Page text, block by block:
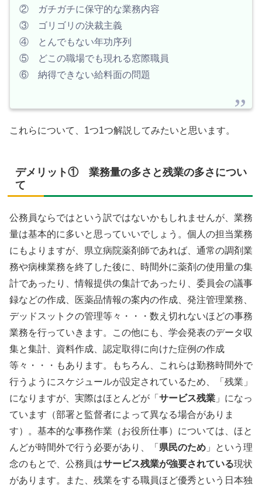
② ガチガチに保守的な業務内容
③ ゴリゴリの決裁主義
④ とんでもない年功序列
⑤ どこの職場でも現れる窓際職員
⑥ 納得できない給料面の問題
これらについて、1つ1つ解説してみたいと思います。
デメリット① 業務量の多さと残業の多さについ
て
公務員ならではという訳ではないかもしれませんが、業務
量は基本的に多いと思っていいでしょう。個人の担当業務
にもよりますが、県立病院薬剤師であれば、通常の調剤業
務や病棟業務を終了した後に、時間外に薬剤の使用量の集
計であったり、情報提供の集計であったり、委員会の議事
録などの作成、医薬品情報の案内の作成、発注管理業務、
デッドスットクの管理等々・・・数え切れないほどの事務
業務を行っていきます。この他にも、学会発表のデータ収
集と集計、資料作成、認定取得に向けた症例の作成
等々・・・もあります。もちろん、これらは勤務時間外で
行うようにスケジュールが設定されているため、「残業」
になりますが、実際はほとんどが「 サービス残業 」になっ
ています（部署と監督者によって異なる場合がありま
す）。基本的な事務作業（お役所仕事）については、ほと
んどが時間外で行う必要があり、「 県民のため 」という理
念のもとで、公務員はサービス残業が強要されている現状
があります。また、残業をする職員ほど優秀という日本独